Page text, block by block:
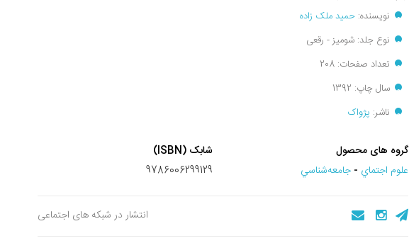
نویسنده: حمید ملک زاده
نوع جلد: شومیز - رقعی
تعداد صفحات: 208
سال چاپ: 1392
ناشر: پژواک
گروه های محصول
علوم اجتماي - جامعه‌شناسي
شابک (ISBN)
9786006299129
انتشار در شبکه های اجتماعی